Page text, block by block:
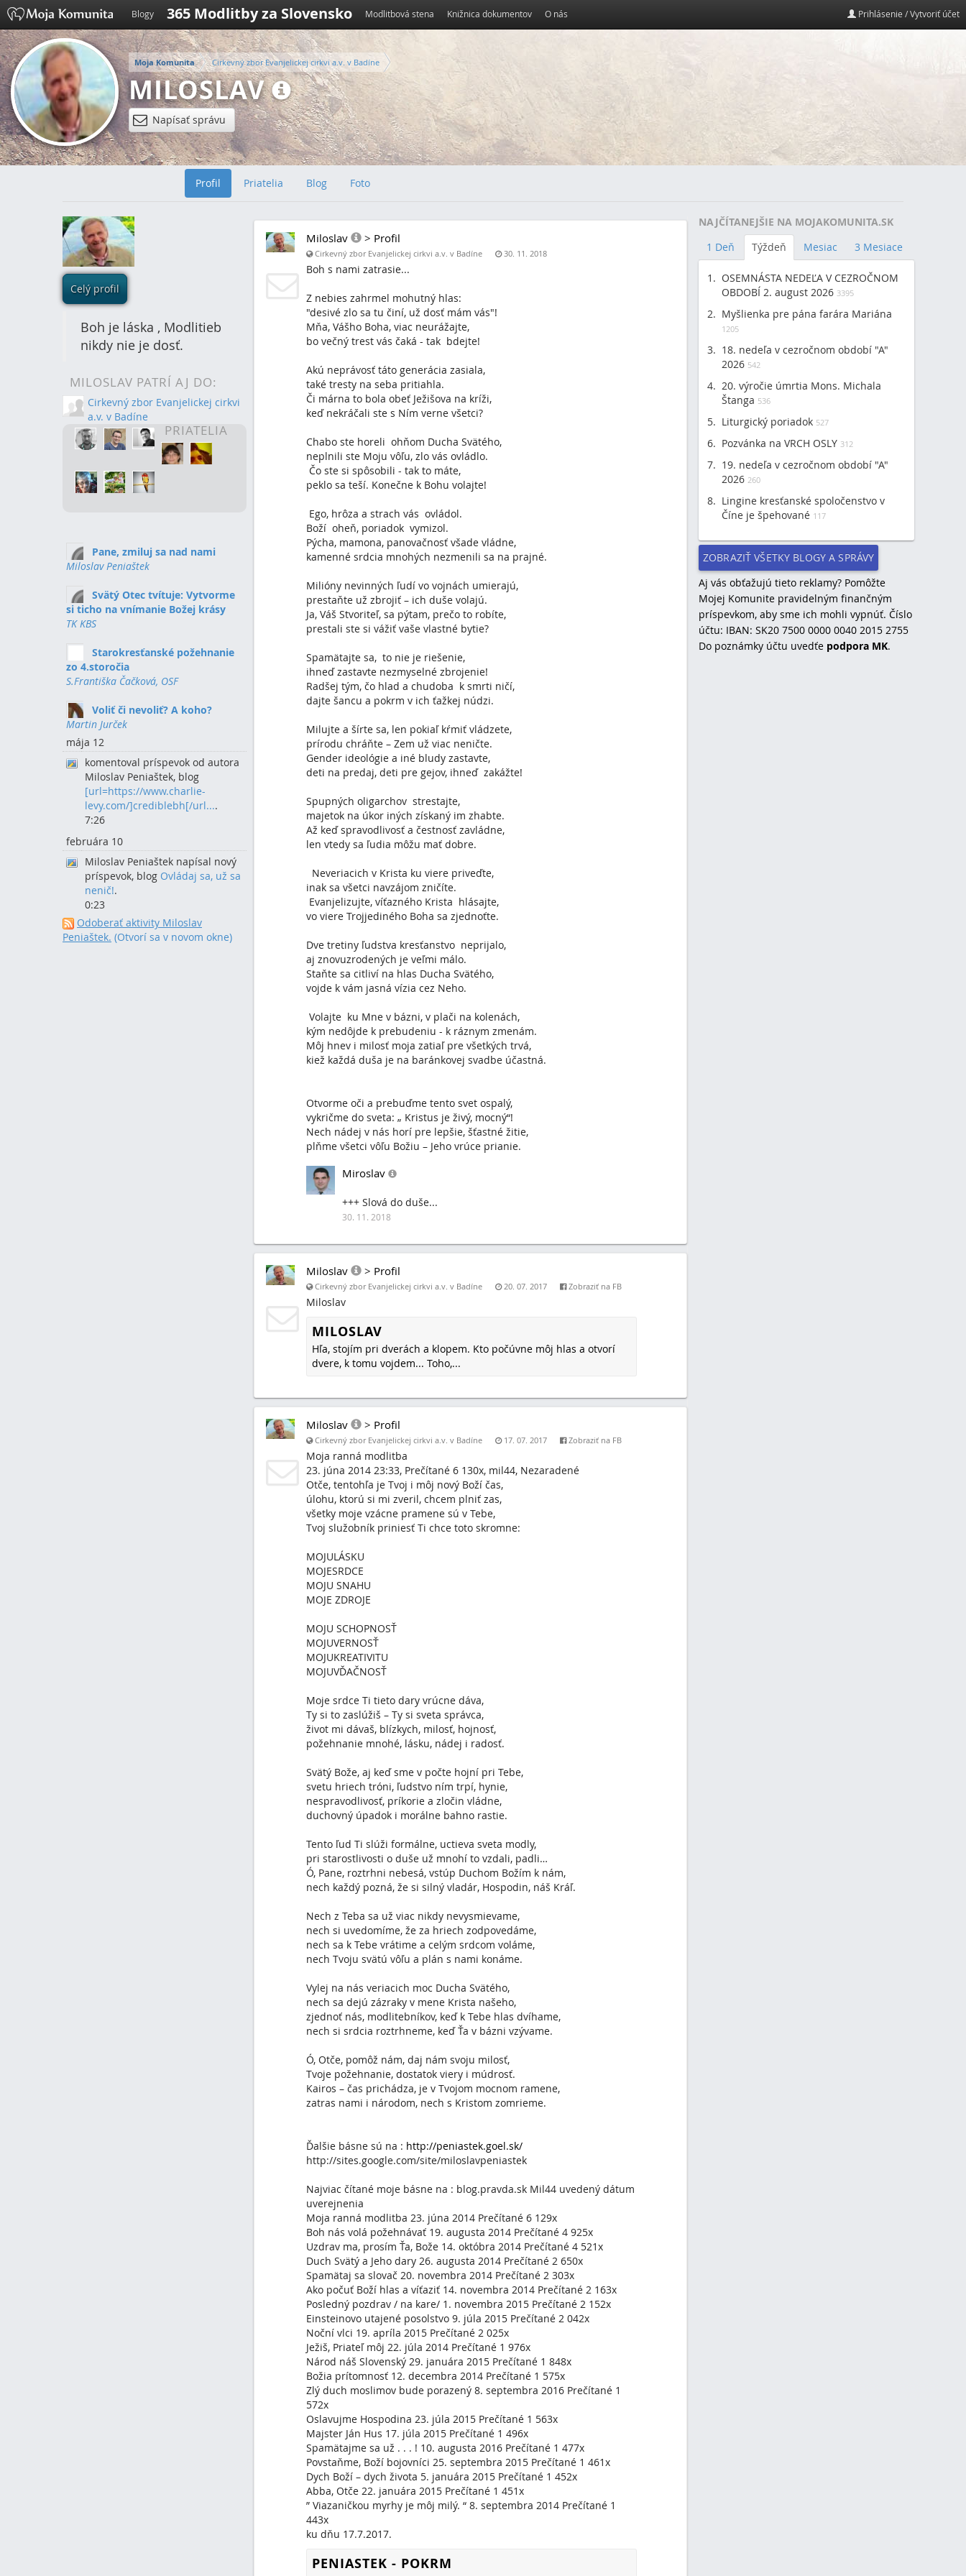
Blogy 365 Modlitby za Slovensko Modlitbová stena Knižnica dokumentov O nás Prihlásenie / Vytvoriť účet
Moja Komunita Cirkevný zbor Evanjelickej cirkvi a.v. v Badíne
MILOSLAV
Napísať správu
Profil Priatelia Blog Foto
Celý profil
Boh je láska , Modlitieb
nikdy nie je dosť.
MILOSLAV PATRÍ AJ DO:
Cirkevný zbor Evanjelickej cirkvi
a.v. v Badíne
PRIATELIA
Pane, zmiluj sa nad nami
Miloslav Peniaštek
Svätý Otec tvítuje: Vytvorme
si ticho na vnímanie Božej krásy
TK KBS
Starokresťanské požehnanie
zo 4.storočia
S.Františka Čačková, OSF
Voliť či nevoliť? A koho?
Martin Jurček
mája 12
komentoval príspevok od autora
Miloslav Peniaštek, blog
[url=https://www.charlie-
levy.com/]crediblebh[/url....
7:26
februára 10
Miloslav Peniaštek napísal nový
príspevok, blog Ovládaj sa, už sa
nenič!.
0:23
Odoberať aktivity Miloslav
Peniaštek. (Otvorí sa v novom okne)
Miloslav > Profil
Cirkevný zbor Evanjelickej cirkvi a.v. v Badíne 30. 11. 2018
Boh s nami zatrasie...
Z nebies zahrmel mohutný hlas:
"desivé zlo sa tu činí, už dosť mám vás"!
Mňa, Vášho Boha, viac neurážajte,
bo večný trest vás čaká - tak bdejte!
Akú neprávosť táto generácia zasiala,
také tresty na seba pritiahla.
Či márna to bola obeť Ježišova na kríži,
keď nekráčali ste s Ním verne všetci?
Chabo ste horeli ohňom Ducha Svätého,
neplnili ste Moju vôľu, zlo vás ovládlo.
Čo ste si spôsobili - tak to máte,
peklo sa teší. Konečne k Bohu volajte!
Ego, hrôza a strach vás ovládol.
Boží oheň, poriadok vymizol.
Pýcha, mamona, panovačnosť všade vládne,
kamenné srdcia mnohých nezmenili sa na prajné.
Milióny nevinných ľudí vo vojnách umierajú,
prestaňte už zbrojiť – ich duše volajú.
Ja, Váš Stvoriteľ, sa pýtam, prečo to robíte,
prestali ste si vážiť vaše vlastné bytie?
Spamätajte sa, to nie je riešenie,
ihneď zastavte nezmyselné zbrojenie!
Radšej tým, čo hlad a chudoba k smrti ničí,
dajte šancu a pokrm v ich ťažkej núdzi.
Milujte a šírte sa, len pokiaľ kŕmiť vládzete,
prírodu chráňte – Zem už viac neničte.
Gender ideológie a iné bludy zastavte,
deti na predaj, deti pre gejov, ihneď zakážte!
Spupných oligarchov strestajte,
majetok na úkor iných získaný im zhabte.
Až keď spravodlivosť a čestnosť zavládne,
len vtedy sa ľudia môžu mať dobre.
Neveriacich v Krista ku viere priveďte,
inak sa všetci navzájom zničíte.
Evanjelizujte, víťazného Krista hlásajte,
vo viere Trojjediného Boha sa zjednoťte.
Dve tretiny ľudstva kresťanstvo neprijalo,
aj znovuzrodených je veľmi málo.
Staňte sa citliví na hlas Ducha Svätého,
vojde k vám jasná vízia cez Neho.
Volajte ku Mne v bázni, v plači na kolenách,
kým nedôjde k prebudeniu - k ráznym zmenám.
Môj hnev i milosť moja zatiaľ pre všetkých trvá,
kiež každá duša je na baránkovej svadbe účastná.
Otvorme oči a prebuďme tento svet ospalý,
vykričme do sveta: „ Kristus je živý, mocný“!
Nech nádej v nás horí pre lepšie, šťastné žitie,
plňme všetci vôľu Božiu – Jeho vrúce prianie.
Miroslav
+++ Slová do duše...
30. 11. 2018
Miloslav > Profil
Cirkevný zbor Evanjelickej cirkvi a.v. v Badíne 20. 07. 2017 Zobraziť na FB
Miloslav
MILOSLAV
Hľa, stojím pri dverách a klopem. Kto počúvne môj hlas a otvorí
dvere, k tomu vojdem... Toho,...
Miloslav > Profil
Cirkevný zbor Evanjelickej cirkvi a.v. v Badíne 17. 07. 2017 Zobraziť na FB
Moja ranná modlitba
23. júna 2014 23:33, Prečítané 6 130x, mil44, Nezaradené
Otče, tentohľa je Tvoj i môj nový Boží čas,
úlohu, ktorú si mi zveril, chcem plniť zas,
všetky moje vzácne pramene sú v Tebe,
Tvoj služobník priniesť Ti chce toto skromne:
MOJULÁSKU
MOJESRDCE
MOJU SNAHU
MOJE ZDROJE
MOJU SCHOPNOSŤ
MOJUVERNOSŤ
MOJUKREATIVITU
MOJUVĎAČNOSŤ
Moje srdce Ti tieto dary vrúcne dáva,
Ty si to zaslúžiš – Ty si sveta správca,
život mi dávaš, blízkych, milosť, hojnosť,
požehnanie mnohé, lásku, nádej i radosť.
Svätý Bože, aj keď sme v počte hojní pri Tebe,
svetu hriech tróni, ľudstvo ním trpí, hynie,
nespravodlivosť, príkorie a zločin vládne,
duchovný úpadok i morálne bahno rastie.
Tento ľud Ti slúži formálne, uctieva sveta modly,
pri starostlivosti o duše už mnohí to vzdali, padli…
Ó, Pane, roztrhni nebesá, vstúp Duchom Božím k nám,
nech každý pozná, že si silný vladár, Hospodin, náš Kráľ.
Nech z Teba sa už viac nikdy nevysmievame,
nech si uvedomíme, že za hriech zodpovedáme,
nech sa k Tebe vrátime a celým srdcom voláme,
nech Tvoju svätú vôľu a plán s nami konáme.
Vylej na nás veriacich moc Ducha Svätého,
nech sa dejú zázraky v mene Krista našeho,
zjednoť nás, modlitebníkov, keď k Tebe hlas dvíhame,
nech si srdcia roztrhneme, keď Ťa v bázni vzývame.
Ó, Otče, pomôž nám, daj nám svoju milosť,
Tvoje požehnanie, dostatok viery i múdrosť.
Kairos – čas prichádza, je v Tvojom mocnom ramene,
zatras nami i národom, nech s Kristom zomrieme.
Ďalšie básne sú na : http://peniastek.goel.sk/
http://sites.google.com/site/miloslavpeniastek
Najviac čítané moje básne na : blog.pravda.sk Mil44 uvedený dátum
uverejnenia
Moja ranná modlitba 23. júna 2014 Prečítané 6 129x
Boh nás volá požehnávať 19. augusta 2014 Prečítané 4 925x
Uzdrav ma, prosím Ťa, Bože 14. októbra 2014 Prečítané 4 521x
Duch Svätý a Jeho dary 26. augusta 2014 Prečítané 2 650x
Spamätaj sa slovač 20. novembra 2014 Prečítané 2 303x
Ako počuť Boží hlas a víťaziť 14. novembra 2014 Prečítané 2 163x
Posledný pozdrav / na kare/ 1. novembra 2015 Prečítané 2 152x
Einsteinovo utajené posolstvo 9. júla 2015 Prečítané 2 042x
Noční vlci 19. apríla 2015 Prečítané 2 025x
Ježiš, Priateľ môj 22. júla 2014 Prečítané 1 976x
Národ náš Slovenský 29. januára 2015 Prečítané 1 848x
Božia prítomnosť 12. decembra 2014 Prečítané 1 575x
Zlý duch moslimov bude porazený 8. septembra 2016 Prečítané 1
572x
Oslavujme Hospodina 23. júla 2015 Prečítané 1 563x
Majster Ján Hus 17. júla 2015 Prečítané 1 496x
Spamätajme sa už . . . ! 10. augusta 2016 Prečítané 1 477x
Povstaňme, Boží bojovníci 25. septembra 2015 Prečítané 1 461x
Dych Boží – dych života 5. januára 2015 Prečítané 1 452x
Abba, Otče 22. januára 2015 Prečítané 1 451x
” Viazaničkou myrhy je môj milý. “ 8. septembra 2014 Prečítané 1
443x
ku dňu 17.7.2017.
PENIASTEK - POKRM
NAJČÍTANEJŠIE NA MOJAKOMUNITA.SK
1 Deň
Týždeň Mesiac 3 Mesiace
OSEMNÁSTA NEDEĽA V CEZROČNOM
OBDOBÍ 2. august 2026 3395
Myšlienka pre pána farára Mariána
1205
18. nedeľa v cezročnom období "A"
2026 542
20. výročie úmrtia Mons. Michala
Štanga 536
Liturgický poriadok 527
Pozvánka na VRCH OSLY 312
19. nedeľa v cezročnom období "A"
2026 260
Lingine kresťanské spoločenstvo v
Číne je špehované 117
ZOBRAZIŤ VŠETKY BLOGY A SPRÁVY
Aj vás obťažujú tieto reklamy? Pomôžte
Mojej Komunite pravidelným finančným
príspevkom, aby sme ich mohli vypnúť. Číslo
účtu: IBAN: SK20 7500 0000 0040 2015 2755
Do poznámky účtu uvedťe podpora MK.